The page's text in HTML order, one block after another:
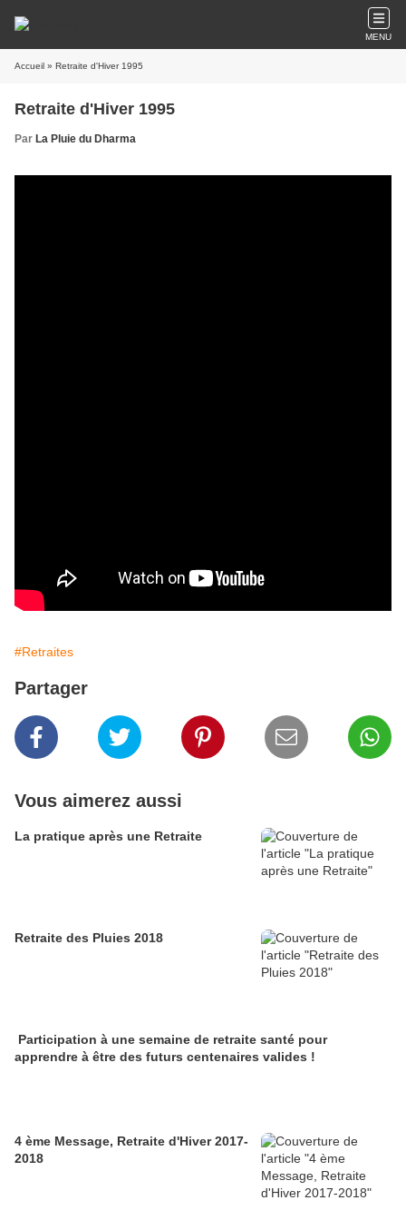
MENU
Accueil » Retraite d'Hiver 1995
Retraite d'Hiver 1995
Par La Pluie du Dharma
#Retraites
Partager
Vous aimerez aussi
La pratique après une Retraite
Retraite des Pluies 2018
Participation à une semaine de retraite santé pour
apprendre à être des futurs centenaires valides !
4 ème Message, Retraite d'Hiver 2017-
2018